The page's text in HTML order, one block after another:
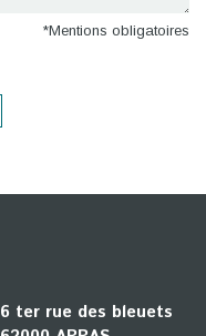
*Mentions obligatoires
6 ter rue des bleuets